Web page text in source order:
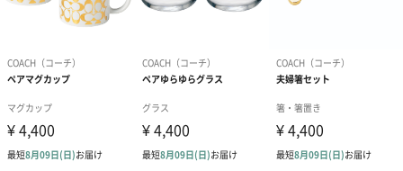
セサリーや洋服を提供し、現代的なラグジュアリーブランドとし
伝統と革新性の両方を備え、自由な精神とアメリカの文化を体現
するブランドとして世界中で支持されています。
商品詳細情報